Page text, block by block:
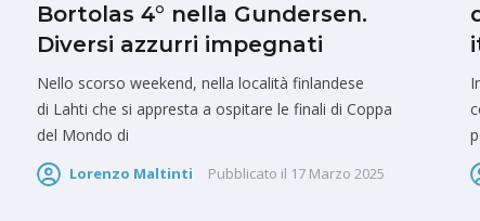
Bortolas 4° nella Gundersen.
Diversi azzurri impegnati
Nello scorso weekend, nella località finlandese
di Lahti che si appresta a ospitare le finali di Coppa
del Mondo di
Lorenzo Maltinti Pubblicato il 17 Marzo 2025